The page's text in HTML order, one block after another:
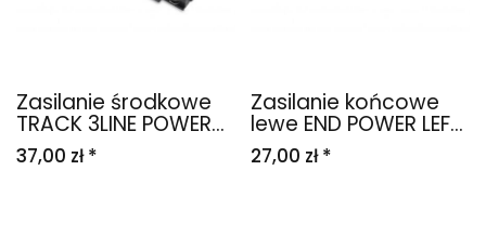
Zasilanie środkowe
TRACK 3LINE POWER...
37,00 zł *
Zasilanie końcowe
lewe END POWER LEF...
27,00 zł *